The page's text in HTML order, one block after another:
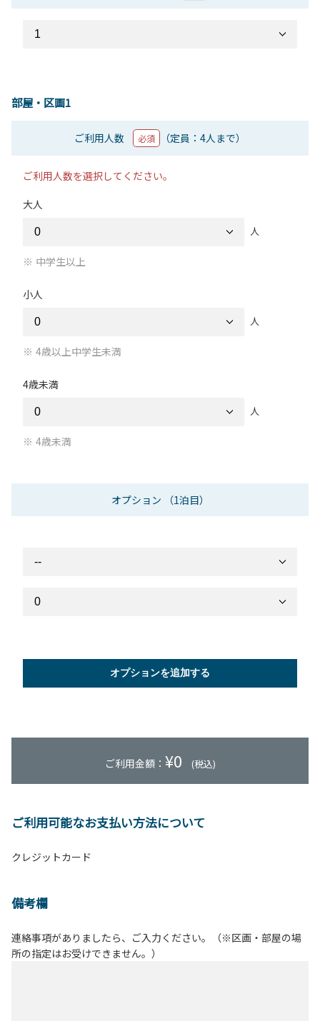
部屋・区画1
ご利用人数 必須 （定員：4人まで）
ご利用人数を選択してください。
大人
人
中学生以上
小人
人
4歳以上中学生未満
4歳未満
人
4歳未満
オプション （1泊目）
オプションを追加する
ご利用金額： ¥0 (税込)
ご利用可能なお支払い方法について
クレジットカード
備考欄
連絡事項がありましたら、ご入力ください。（※区画・部屋の場
所の指定はお受けできません。）